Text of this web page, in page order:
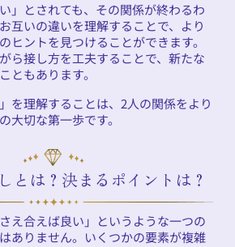
」とされても、その関係が終わるわ
互いの違いを理解することで、より
ヒントを見つけることができます。
ら接し方を工夫することで、新たな
ともあります。
を理解することは、2人の関係をより
大切な第一歩です。
とは？決まるポイントは？
え合えば良い」というような一つの
ありません。いくつかの要素が複雑